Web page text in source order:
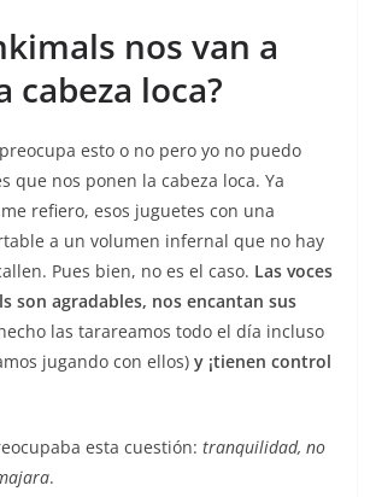
nos van a
cabeza loca?
esto o no pero yo no puedo
que nos ponen la cabeza loca. Ya
refiero, esos juguetes con una
a un volumen infernal que no hay
Pues bien, no es el caso. Las voces
son agradables, nos encantan sus
las tarareamos todo el día incluso
jugando con ellos) y ¡tienen control
esta cuestión: tranquilidad, no
.